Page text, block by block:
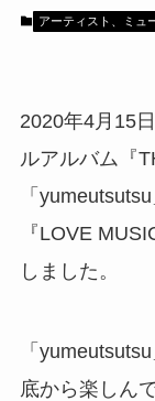
アーティスト、ミュ
2020年4月15
ルアルバム『
「
『LOVE
しました。
「
底から楽しん